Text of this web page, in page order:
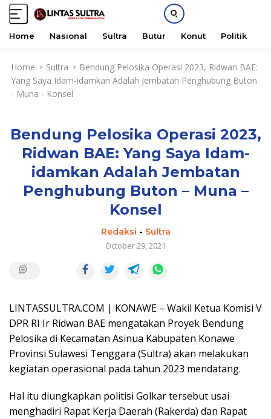
Home Nasional Sultra Butur Konut Politik
Home Sultra
Bendung Pelosika Operasi 2023, Ridwan BAE:
Yang Saya Idam-idamkan Adalah Jembatan Penghubung Buton
- Muna - Konsel
Bendung Pelosika Operasi 2023,
Ridwan BAE: Yang Saya Idam-
idamkan Adalah Jembatan
Penghubung Buton – Muna –
Konsel
Redaksi - Sultra
October 29, 2021
LINTASSULTRA.COM | KONAWE – Wakil Ketua Komisi V
DPR RI Ir Ridwan BAE mengatakan Proyek Bendung
Pelosika di Kecamatan Asinua Kabupaten Konawe
Provinsi Sulawesi Tenggara (Sultra) akan melakukan
kegiatan operasional pada tahun 2023 mendatang.
Hal itu diungkapkan politisi Golkar tersebut usai
menghadiri Rapat Kerja Daerah (Rakerda) dan Rapat